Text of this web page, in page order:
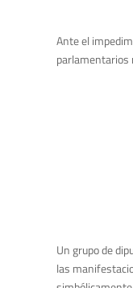
Ante el
parlamentarios
Un grupo de
las